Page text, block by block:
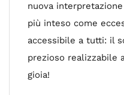
nuova
più inteso come
accessibile a tutti: il
prezioso realizzabile
gioia!